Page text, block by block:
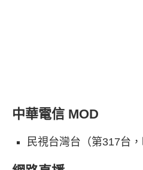
中華電信 MOD
民視台灣台（第317台